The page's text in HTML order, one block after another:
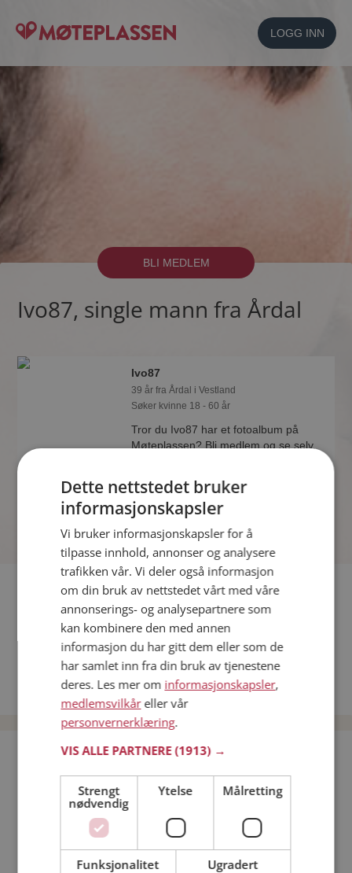
LOGG INN
BLI MEDLEM
Ivo87, single mann fra Årdal
Ivo87
39 år fra Årdal i Vestland
Søker kvinne 18 - 60 år
Tror du Ivo87 har et fotoalbum på
Møteplassen? Bli medlem og se selv.
Fler single
Flere singlemenn fra Årdal: Transformer,
Kvinner fra Årdal
Date kvinner i Norge
Date menn i Norge
Bli medlem gratis!
Jeg er en:
Dette nettstedet bruker
informasjonskapsler
Vi bruker informasjonskapsler for å
tilpasse innhold, annonser og analysere
trafikken vår. Vi deler også informasjon
om din bruk av nettstedet vårt med våre
annonserings- og analysepartnere som
kan kombinere den med annen
informasjon du har gitt dem eller som de
har samlet inn fra din bruk av tjenestene
deres. Les mer om informasjonskapsler,
medlemsvilkåreller vår
personvernerklæring.
VIS ALLE PARTNERE(1913) →
Strengt
nødvendig
Ytelse Målretting
Funksjonalitet Ugradert